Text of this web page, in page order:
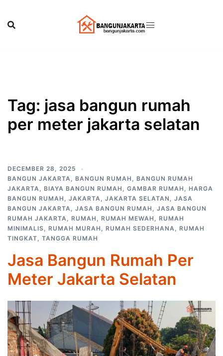
content
Tag: jasa bangun rumah
per meter jakarta selatan
DECEMBER 28, 2025
BANGUN JAKARTA, BANGUN RUMAH , BANGUN RUMAH
JAKARTA, BIAYA BANGUN RUMAH , GAMBAR RUMAH , HARGA
BANGUN RUMAH , JAKARTA, JAKARTA SELATAN , JASA
BANGUN JAKARTA, JASA BANGUN RUMAH , JASA BANGUN
RUMAH JAKARTA, RUMAH , RUMAH MEWAH , RUMAH
MINIMALIS, RUMAH MURAH , RUMAH SEDERHANA, RUMAH
TINGKAT, TANGGA RUMAH
Jasa Bangun Rumah Per
Meter Jakarta Selatan